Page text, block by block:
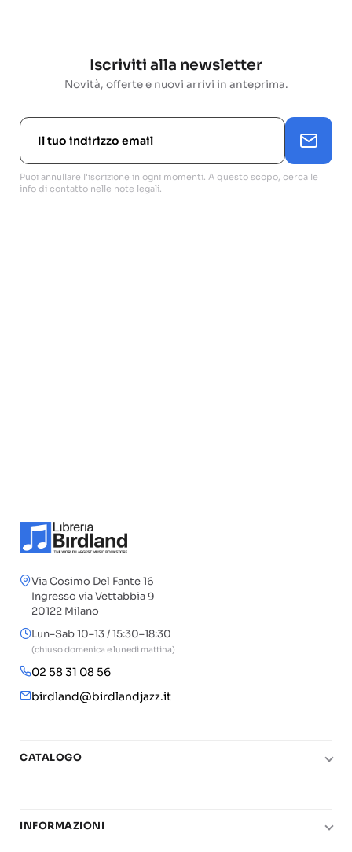
Iscriviti alla newsletter
Novità, offerte e nuovi arrivi in anteprima.
Puoi annullare l'iscrizione in ogni momenti. A questo scopo, cerca le
info di contatto nelle note legali.
Via Cosimo Del Fante 16
Ingresso via Vettabbia 9
20122 Milano
Lun–Sab 10–13 / 15:30–18:30
(chiuso domenica e lunedì mattina)
02 58 31 08 56
birdland@birdlandjazz.it
CATALOGO
Chitarra
INFORMAZIONI